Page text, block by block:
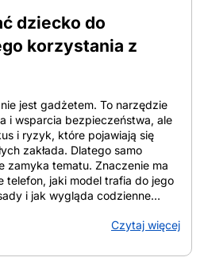
dziecko do
korzystania z
jest gadżetem. To narzędzie
i wsparcia bezpieczeństwa, ale
i ryzyk, które pojawiają się
zakłada. Dlatego samo
zamyka tematu. Znaczenie ma
telefon, jaki model trafia do jego
i jak wygląda codzienne
które pomagają ocenić
online. Z artykułu
Czytaj więcej